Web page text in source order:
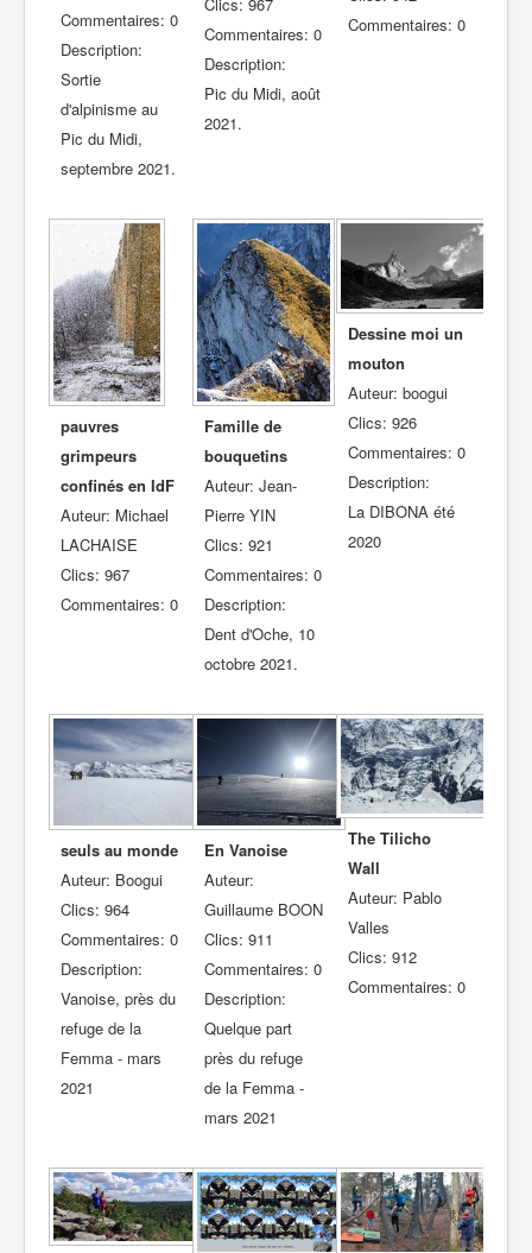
Commentaires: 0
Description:
Sortie
d'alpinisme au
Pic du Midi,
septembre 2021.
Commentaires: 0
Description:
Pic du Midi, août
2021.
Commentaires: 0
pauvres
grimpeurs
confinés en IdF
Auteur: Michael
LACHAISE
Clics: 967
Commentaires: 0
Famille de
bouquetins
Auteur: Jean-
Pierre YIN
Clics: 921
Commentaires: 0
Description:
Dent d'Oche, 10
octobre 2021.
Dessine moi un
mouton
Auteur: boogui
Clics: 926
Commentaires: 0
Description:
La DIBONA été
2020
seuls au monde
Auteur: Boogui
Clics: 964
Commentaires: 0
Description:
Vanoise, près du
refuge de la
Femma - mars
2021
En Vanoise
Auteur:
Guillaume BOON
Clics: 911
Commentaires: 0
Description:
Quelque part
près du refuge
de la Femma -
mars 2021
The Tilicho
Wall
Auteur: Pablo
Valles
Clics: 912
Commentaires: 0